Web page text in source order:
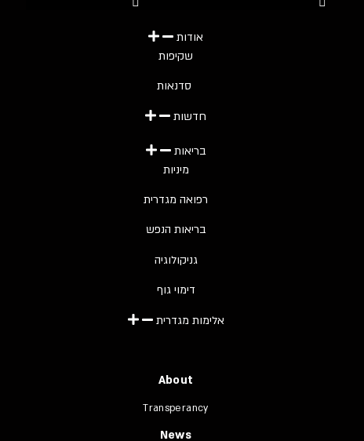
אודות
שקיפות
סדנאות
חדשות
בריאות
מיניות
רפואה מגדרית
בריאות הנפש
גניקולוגיה
דימוי גוף
אלימות מגדרית
About
Transperancy
News